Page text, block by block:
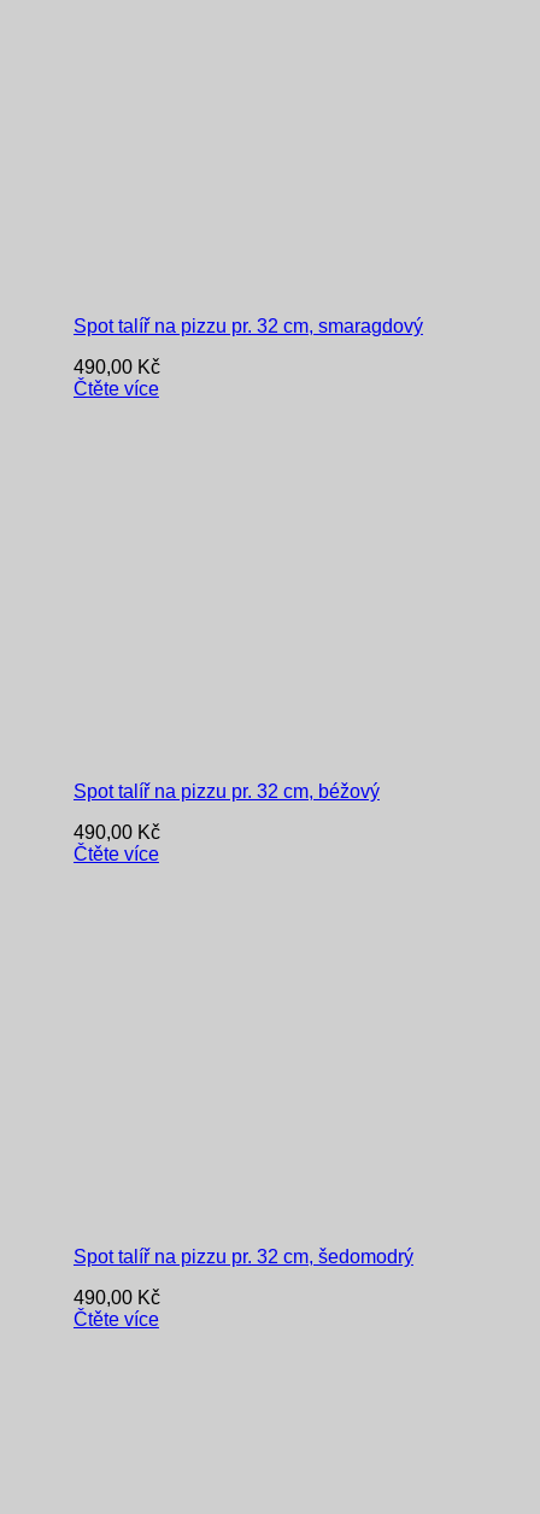
Spot talíř na pizzu pr. 32 cm, smaragdový
490,00 Kč
Čtěte více
Spot talíř na pizzu pr. 32 cm, béžový
490,00 Kč
Čtěte více
Spot talíř na pizzu pr. 32 cm, šedomodrý
490,00 Kč
Čtěte více